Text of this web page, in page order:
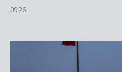
09:26